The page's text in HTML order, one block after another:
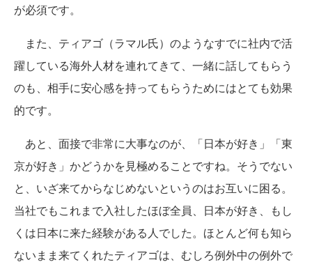
が必須です。
また、ティアゴ（ラマル氏）のようなすでに社内で活
躍している海外人材を連れてきて、一緒に話してもらう
のも、相手に安心感を持ってもらうためにはとても効果
的です。
あと、面接で非常に大事なのが、「日本が好き」「東
京が好き」かどうかを見極めることですね。そうでない
と、いざ来てからなじめないというのはお互いに困る。
当社でもこれまで入社したほぼ全員、日本が好き、もし
くは日本に来た経験がある人でした。ほとんど何も知ら
ないまま来てくれたティアゴは、むしろ例外中の例外で